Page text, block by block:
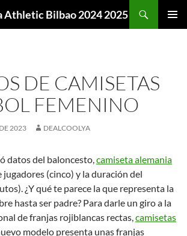
Athletic Bilbao 2024 2025
DE CAMISETAS
FEMENINO
2023 DEALCOOLYA
datos del baloncesto,camiseta alemania
jugadores (cinco) y la duración del
¿Y qué te parece la que representa la
hasta ser padre? Para darle un giro a la
de franjas rojiblancas rectas,camisetas
modelo presenta unas franjas